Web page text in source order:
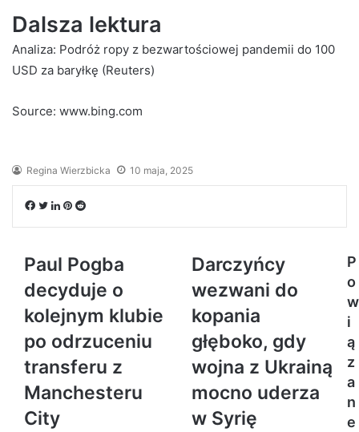
Dalsza lektura
Analiza: Podróż ropy z bezwartościowej pandemii do 100
USD za baryłkę (Reuters)
Source: www.bing.com
Regina Wierzbicka 10 maja, 2025
Facebook
Twitter
LinkedIn
Pinterest
Reddit
Paul Pogba
decyduje o
kolejnym klubie
po odrzuceniu
transferu z
Manchesteru
City
Darczyńcy
wezwani do
kopania
głęboko, gdy
wojna z Ukrainą
mocno uderza
w Syrię
P
o
w
i
ą
z
a
n
e